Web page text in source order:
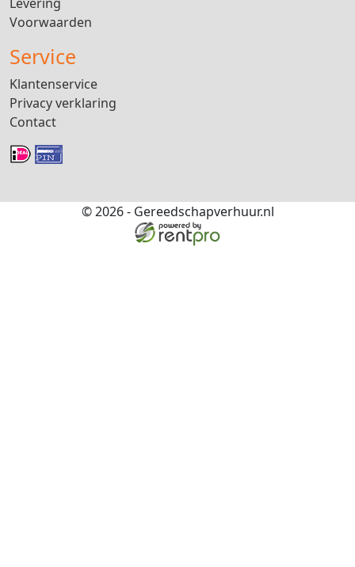
Voorwaarden
Service
Klantenservice
Privacy verklaring
Contact
© 2026 - Gereedschapverhuur.nl